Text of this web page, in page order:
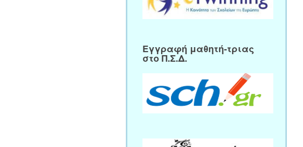
Εγγραφή μαθητή-τριας
στο Π.Σ.Δ.